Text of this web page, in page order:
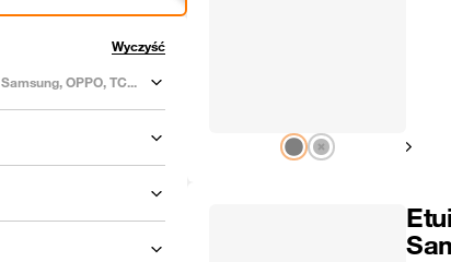
Wyczyść
Samsung, OPPO, TC...
Pokaż